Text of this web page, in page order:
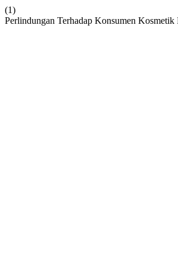
(1)
Perlindungan Terhadap Konsumen